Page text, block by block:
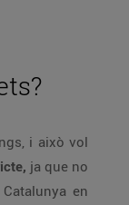
i això vol
ja que no
en